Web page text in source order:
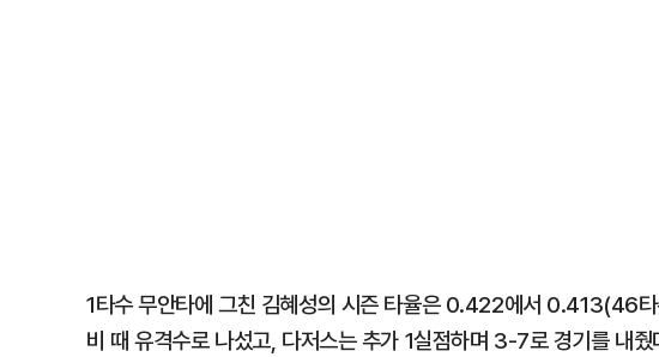
1타수 무안타에 그친 김혜성의 시즌 타율은 0.422에서 0.413(46
비 때 유격수로 나섰고, 다저스는 추가 1실점하며 3-7로 경기를 내줬